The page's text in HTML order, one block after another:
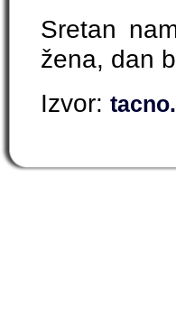
Sretan
žena, dan
Izvor: